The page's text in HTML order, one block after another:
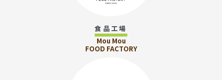
食品工場
Mou Mou
FOOD FACTORY